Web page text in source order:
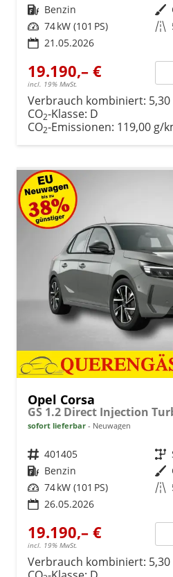
Kraftstoff Benzin Außenfarbe
Leistung 74 kW (101 PS) Kilometerstand
21.05.2026
19.190,– €
incl. 19% MwSt.
Verbrauch kombiniert:
CO2-Klasse: D
CO2-Emissionen: 119,00 g/
Opel Corsa
GS 1.2 Direct Injection
sofort lieferbar Neuwagen
Fahrzeugnr. 401405 Getriebe
Kraftstoff Benzin Außenfarbe
Leistung 74 kW (101 PS) Kilometerstand
26.05.2026
19.190,– €
incl. 19% MwSt.
Verbrauch kombiniert: